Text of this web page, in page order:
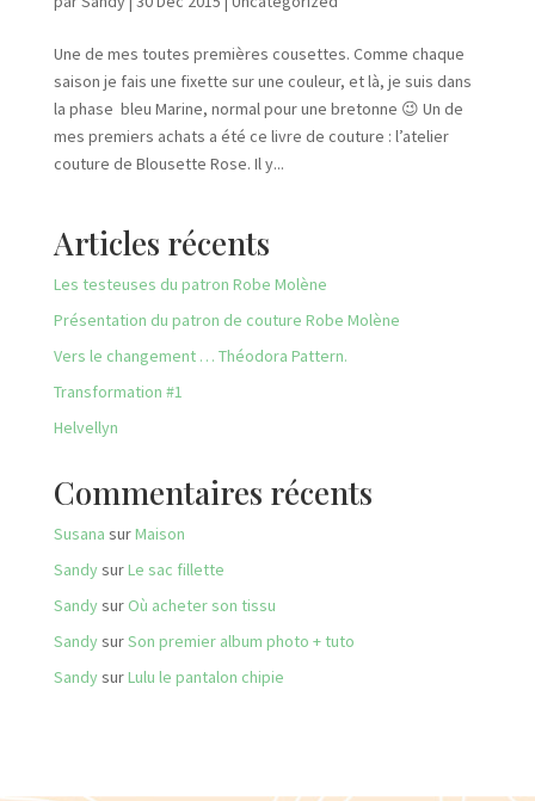
Une de mes toutes premières cousettes. Comme chaque
saison je fais une fixette sur une couleur, et là, je suis dans
la phase bleu Marine, normal pour une bretonne 😉 Un de
mes premiers achats a été ce livre de couture : l’atelier
couture de Blousette Rose. Il y...
Articles récents
Les testeuses du patron Robe Molène
Présentation du patron de couture Robe Molène
Vers le changement … Théodora Pattern.
Transformation #1
Helvellyn
Commentaires récents
Susana surMaison
SandysurLe sac fillette
Sandysur Où acheter son tissu
SandysurSon premier album photo + tuto
SandysurLulu le pantalon chipie